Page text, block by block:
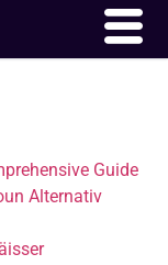
Guide
Alternativ